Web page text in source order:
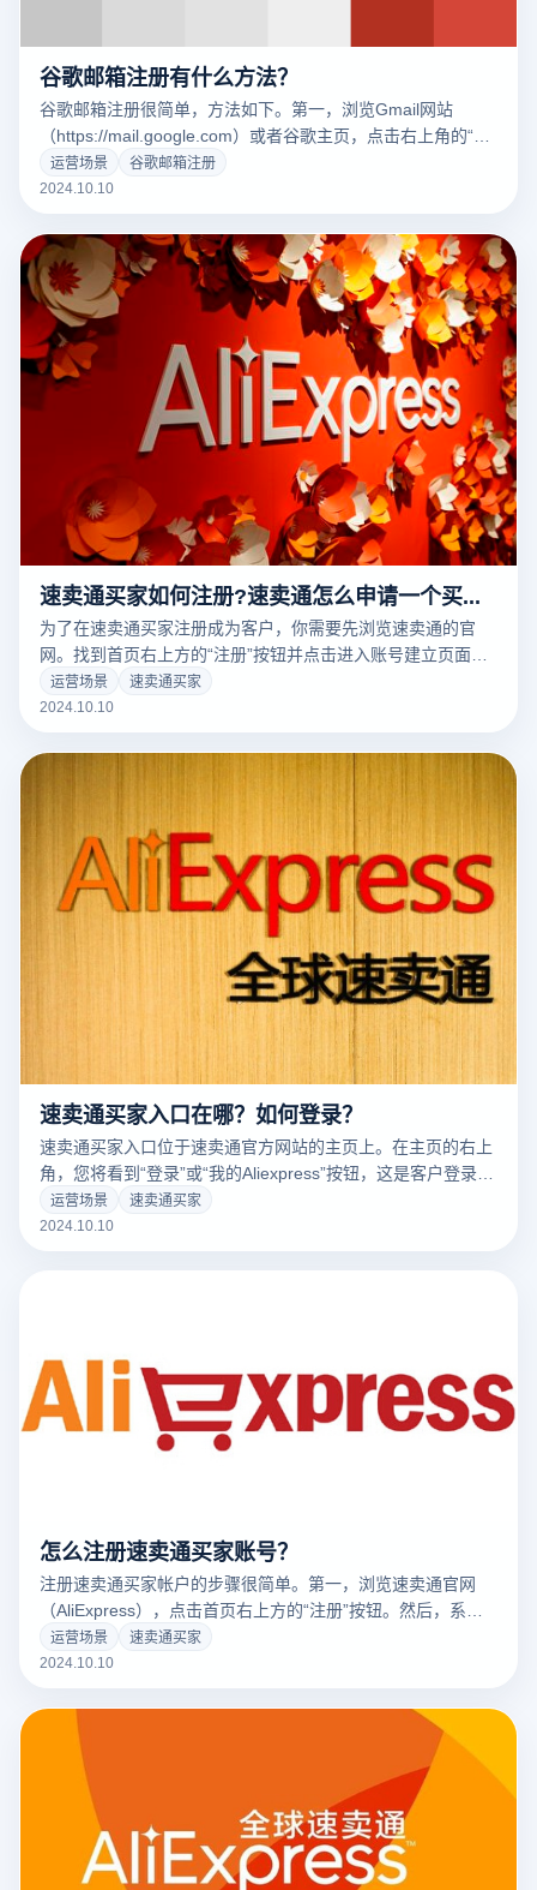
谷歌邮箱注册有什么方法？
谷歌邮箱注册很简单，方法如下。第一，浏览Gmail网站
（https://mail.google.com）或者谷歌主页，点击右上角的“创
建帐户”按钮。然后，您需要填写一些基本信息，包括姓名、
登录名称(即邮件地址)、密码等。选择独特安全的账号密码
向您的手机发送验证码，输入验证码后，您可以完成验证并激
活您的帐户。注册后，您可以开始使用谷歌发送和接收电子邮
件。
运营场景
谷歌邮箱注册
2024.10.10
速卖通买家如何注册?速卖通怎么申请一个买家账号?
为了在速卖通买家注册成为客户，你需要先浏览速卖通的官
网。找到首页右上方的“注册”按钮并点击进入账号建立页面。
你也可以选择通过电子邮件注册，或者使用现有的谷歌。、快
速注册第三方账户，如脸书。填写名称、邮件地址、密码等必
送一封验证邮件，点击邮件中的链接进行验证。验证完成后，
您的速卖通买家账户将成功建立，您可以开始浏览和购买商
运营场景
速卖通买家
2024.10.10
速卖通买家入口在哪？如何登录？
速卖通买家入口位于速卖通官方网站的主页上。在主页的右上
角，您将看到“登录”或“我的Aliexpress”按钮，这是客户登录的
入口。点击按钮后，系统将跳转到登录页面，提供各种登录方
式，包括使用电子邮件、手机号码、谷歌或Facebook等第三
运营场景
速卖通买家
2024.10.10
怎么注册速卖通买家账号？
注册速卖通买家帐户的步骤很简单。第一，浏览速卖通官网
（AliExpress），点击首页右上方的“注册”按钮。然后，系统
会要求您提供有效的电子邮件地址或使用第三方帐户(例如谷
歌。、Facebook）快速注册。输入电子邮件地址后，您需要
确认信息正确后，单击提交按钮，系统将向您提供的电子邮件
地址发送验证电子邮件。完成电子邮件地址验证后，您的速卖
通买家账户将成功注册。
运营场景
速卖通买家
2024.10.10